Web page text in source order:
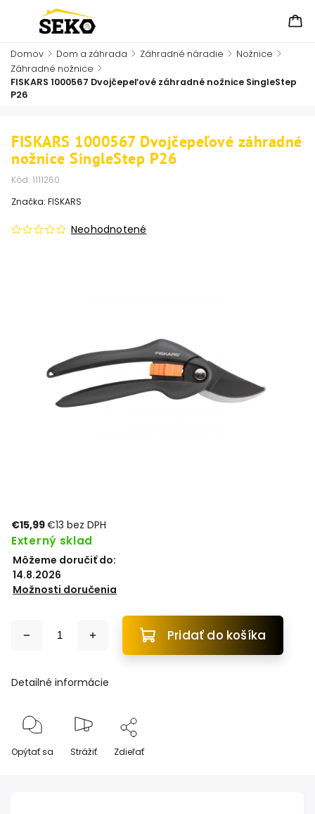
Domov / Dom a záhrada / Záhradné náradie / Nožnice /
Záhradné nožnice /
FISKARS 1000567 Dvojčepeľové záhradné nožnice SingleStep
P26
FISKARS 1000567 Dvojčepeľové záhradné
nožnice SingleStep P26
Kód: 1111260
Neohodnotené
Značka: FISKARS
€15,99€13 bez DPH
Externý sklad
Môžeme doručiť do:
14.8.2026
Možnosti doručenia
Pridať do košíka
Detailné informácie
Opýtať sa Strážiť Zdieľať